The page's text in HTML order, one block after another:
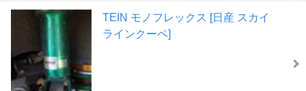
TEIN モノフレックス [日産 スカイ
ラインクーペ]